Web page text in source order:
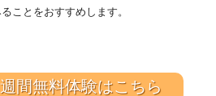
ことをおすすめします。
間無料体験はこちら